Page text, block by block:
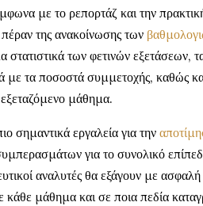
με το ρεπορτάζ και την
πέραν της ανακοίνωσης των
των φετινών εξετάσεων,
με τα ποσοστά συμμετοχής, καθώς
μάθημα.
σημαντικά εργαλεία για την
για το συνολικό
αναλυτές θα εξάγουν με
κάθε μάθημα και σε ποια πεδία